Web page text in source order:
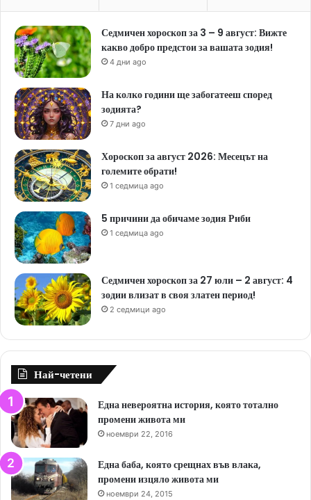
Седмичен хороскоп за 3 – 9 август: Вижте
какво добро предстои за вашата зодия!
4 дни ago
На колко години ще забогатееш според
зодията?
7 дни ago
Хороскоп за август 2026: Месецът на
големите обрати!
1 седмица ago
5 причини да обичаме зодия Риби
1 седмица ago
Седмичен хороскоп за 27 юли – 2 август: 4
зодии влизат в своя златен период!
2 седмици ago
Най-четени
Една невероятна история, която тотално
промени живота ми
ноември 22, 2016
Една баба, която срещнах във влака,
промени изцяло живота ми
ноември 24, 2015